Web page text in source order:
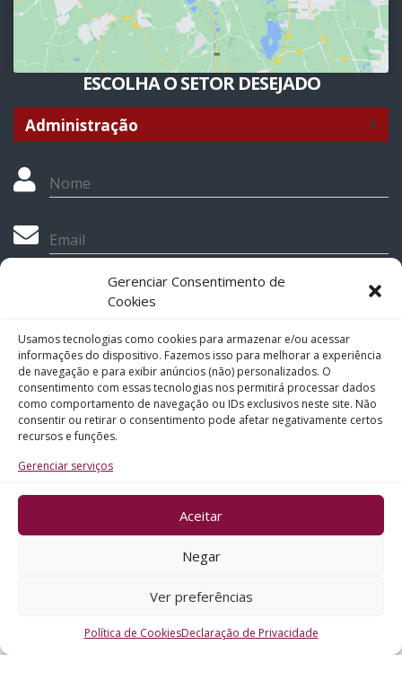
Gerenciar Consentimento de
Cookies
Usamos tecnologias como cookies para armazenar e/ou acessar
informações do dispositivo. Fazemos isso para melhorar a experiência
de navegação e para exibir anúncios (não) personalizados. O
consentimento com essas tecnologias nos permitirá processar dados
como comportamento de navegação ou IDs exclusivos neste site. Não
consentir ou retirar o consentimento pode afetar negativamente certos
recursos e funções.
Gerenciar serviços
Aceitar
Negar
Ver preferências
Política de CookiesDeclaração de Privacidade
ESCOLHA O SETOR DESEJADO
Nome
Email
Telefone
Assunto
Mensagem